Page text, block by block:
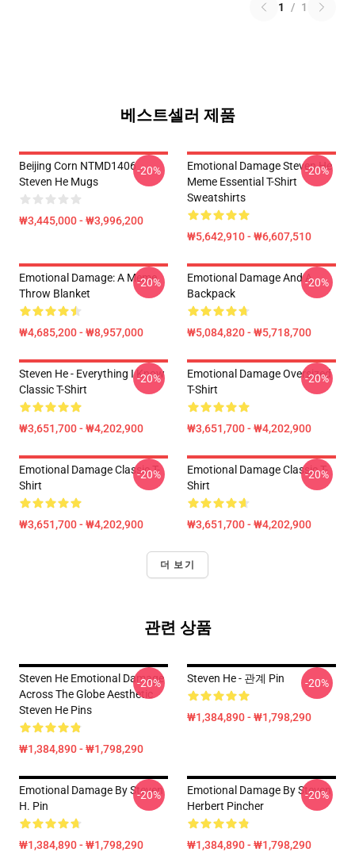
1 / 1
베스트셀러 제품
Beijing Corn NTMD1406
Steven He Mugs
₩3,445,000 - ₩3,996,200
-20%
Emotional Damage Steven He
Meme Essential T-Shirt
Sweatshirts
₩5,642,910 - ₩6,607,510
-20%
Emotional Damage: A Meme
Throw Blanket
₩4,685,200 - ₩8,957,000
-20%
Emotional Damage And A
Backpack
₩5,084,820 - ₩5,718,700
-20%
Steven He - Everything I Know
Classic T-Shirt
₩3,651,700 - ₩4,202,900
-20%
Emotional Damage Oversized
T-Shirt
₩3,651,700 - ₩4,202,900
-20%
Emotional Damage Classic T-
Shirt
₩3,651,700 - ₩4,202,900
-20%
Emotional Damage Classic T-
Shirt
₩3,651,700 - ₩4,202,900
-20%
더 보기
관련 상품
Steven He Emotional Damage
Across The Globe Aesthetic
Steven He Pins
₩1,384,890 - ₩1,798,290
-20% Steven He - 관계 Pin
₩1,384,890 - ₩1,798,290
-20%
Emotional Damage By Steven
H. Pin
₩1,384,890 - ₩1,798,290
-20%
Emotional Damage By Steven
Herbert Pincher
₩1,384,890 - ₩1,798,290
-20%